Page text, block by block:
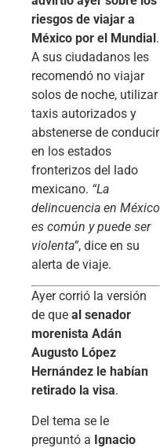
riesgos de viajar a
México por el Mundial.
A sus ciudadanos les
recomendó no viajar
solos de noche, utilizar
taxis autorizados y
abstenerse de conducir
en los estados
fronterizos del lado
mexicano. “La
delincuencia en México
es común y puede ser
violenta”, dice en su
alerta de viaje.
Ayer corrió la versión
de que al senador
morenista Adán
Augusto López
Hernández le habían
retirado la visa.
Del tema se le
preguntó a Ignacio